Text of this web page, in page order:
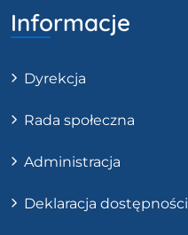
Informacje
Dyrekcja
Rada społeczna
Administracja
Deklaracja dostępności